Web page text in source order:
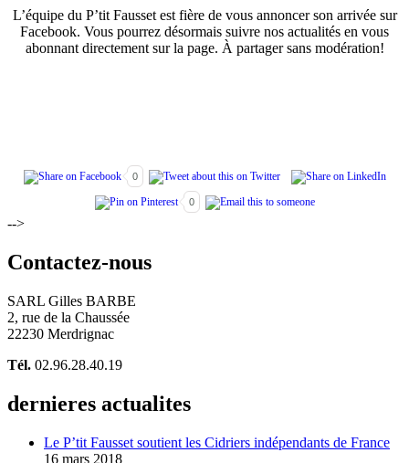
L’équipe du P’tit Fausset est fière de vous annoncer son arrivée sur
Facebook. Vous pourrez désormais suivre nos actualités en vous
abonnant directement sur la page. À partager sans modération!
0
0
-->
Contactez-nous
SARL Gilles BARBE
2, rue de la Chaussée
22230 Merdrignac
Tél. 02.96.28.40.19
dernieres actualites
Le P’tit Fausset soutient les Cidriers indépendants de France
16 mars 2018